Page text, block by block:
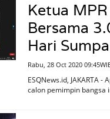
Ketua
Bersama
Hari
Rabu, 28 Oct 2020
ESQNews.id, JAKARTA
calon pemimpin bangsa